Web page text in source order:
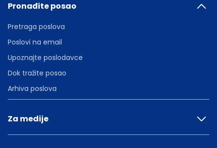
Pronađite posao
Pretraga poslova
Poslovi na email
Upoznajte poslodavce
Dok tražite posao
Arhiva poslova
Za medije